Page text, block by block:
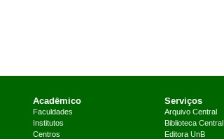
Acadêmico
Faculdades
Institutos
Centros
Serviços
Arquivo Central
Biblioteca Central
Editora UnB